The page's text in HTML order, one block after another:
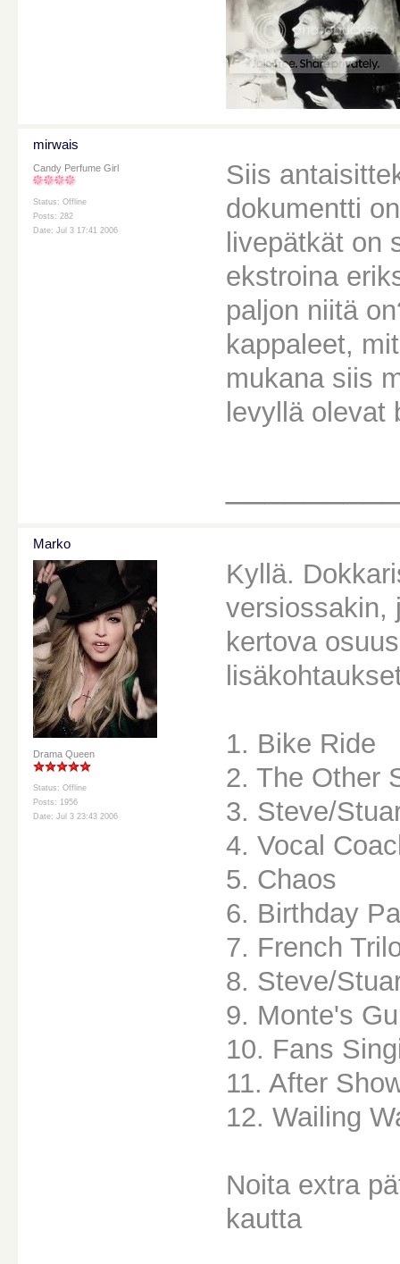
mirwais
Candy Perfume Girl
Status: Offline
Posts: 282
Date: Jul 3 17:41 2006
Siis
dokumentti
livepätkät on
ekstroina
paljon niitä
kappaleet,
mukana siis
levyllä olevat
Marko
Drama Queen
Status: Offline
Posts: 1956
Date: Jul 3 23:43 2006
Kyllä.
versiossakin,
kertova
1. Bike Ride
2. The Other
3. Steve/
4. Vocal
5. Chaos
6. Birthday
7. French
8. Steve/
9. Monte's
10. Fans
11. After
12. Wailing
Noita extra
kautta